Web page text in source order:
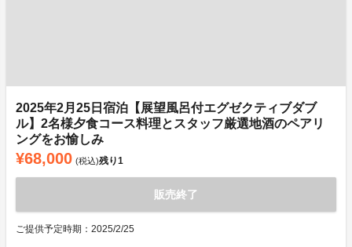
2025年2月25日宿泊【展望風呂付エグゼクティブダブ
ル】2名様夕食コース料理とスタッフ厳選地酒のペアリ
ングをお愉しみ
¥68,000 (税込)残り1
販売終了
ご提供予定時期：2025/2/25